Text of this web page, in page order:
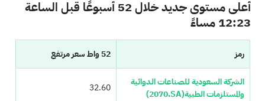
أعلى مستوى جديد خلال 52 أسبوعًا قبل الساعة
12:23 مساءً
رمز 52 واط سعر مرتفع
الشركة السعودية للصناعات الدوائية
والمستلزمات الطبية(2070.SA)
32.60